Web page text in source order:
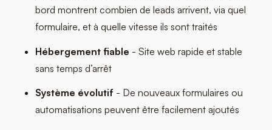
bord montrent combien de leads arrivent, via quel
formulaire, et à quelle vitesse ils sont traités
Hébergement fiable - Site web rapide et stable
sans temps d’arrêt
Système évolutif - De nouveaux formulaires ou
automatisations peuvent être facilement ajoutés